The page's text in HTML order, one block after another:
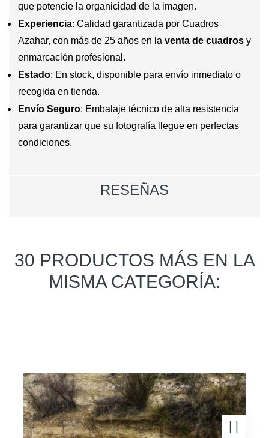
que potencie la organicidad de la imagen.
Experiencia: Calidad garantizada por Cuadros
Azahar, con más de 25 años en la venta de cuadros y
enmarcación profesional.
Estado: En stock, disponible para envío inmediato o
recogida en tienda.
Envío Seguro: Embalaje técnico de alta resistencia
para garantizar que su fotografía llegue en perfectas
condiciones.
RESEÑAS
30 PRODUCTOS MÁS EN LA
MISMA CATEGORÍA: